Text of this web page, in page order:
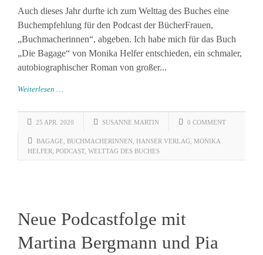
Auch dieses Jahr durfte ich zum Welttag des Buches eine
Buchempfehlung für den Podcast der BücherFrauen,
„Buchmacherinnen“, abgeben. Ich habe mich für das Buch
„Die Bagage“ von Monika Helfer entschieden, ein schmaler,
autobiographischer Roman von großer...
Weiterlesen …
25 APR. 2020 SUSANNE MARTIN 0 COMMENT
BAGAGE BUCHMACHERINNEN HANSER VERLAG MONIKA
HELFER PODCAST, WELTTAG DES BUCHES
Neue Podcastfolge mit
Martina Bergmann und Pia